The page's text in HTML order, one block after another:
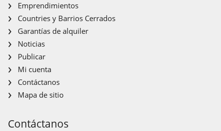
Emprendimientos
Countries y Barrios Cerrados
Garantías de alquiler
Noticias
Publicar
Mi cuenta
Contáctanos
Mapa de sitio
Contáctanos